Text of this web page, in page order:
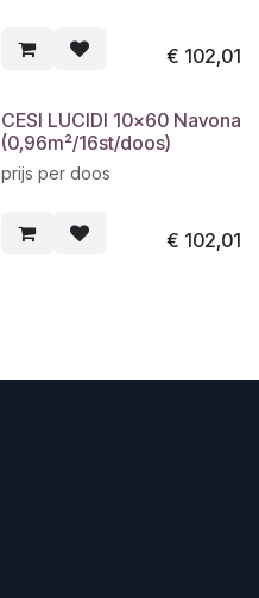
€ 102,01
CESI LUCIDI 10x60 Navona
(0,96m²/16st/doos)
prijs per doos
€ 102,01